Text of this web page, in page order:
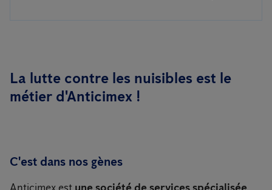
La lutte contre les nuisibles est le
métier d'Anticimex !
C'est dans nos gènes